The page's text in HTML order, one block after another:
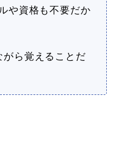
や資格も不要だか
ら覚えることだ